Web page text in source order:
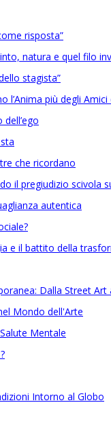
risposta”
natura e quel filo
stagista”
l’Anima più degli Amici
che ricordano
il pregiudizio scivola
autentica
e il battito della
Dalla Street
Mondo dell'Arte
Mentale
Intorno al Globo